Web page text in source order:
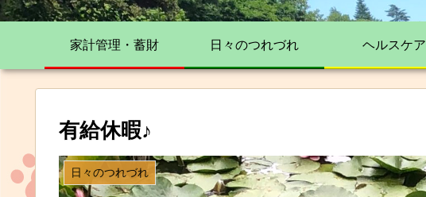
家計管理・蓄財 日々のつれづれ ヘルスケア
有給休暇♪
日々のつれづれ